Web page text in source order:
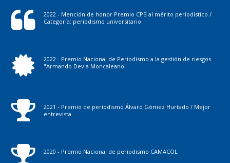
2022 - Mención de honor Premio CPB al mérito periodístico /
Categoría: periodismo universitario
2022 - Premio Nacional de Periodismo a la gestión de riesgos
"Armando Devia Moncaleano"
2021 - Premio de periodismo Álvaro Gómez Hurtado / Mejor
entrevista
2020 - Premio Nacional de periodismo CAMACOL